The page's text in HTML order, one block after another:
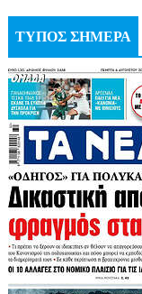
ΤΥΠΟΣ ΣΗΜΕΡΑ